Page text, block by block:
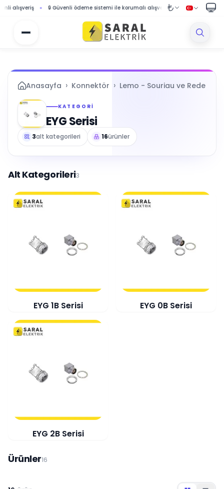
🔒 Güvenli ödeme sistemi ile korumalı alışveriş 🚚 1000 TL ve üzeri
Anasayfa › Konnektör › Lemo - Souriau ve Redel
KATEGORI
EYG Serisi
3alt kategorileri 16ürünler
Alt Kategorileri3
EYG 1B Serisi EYG 0B Serisi
EYG 2B Serisi
Ürünler16